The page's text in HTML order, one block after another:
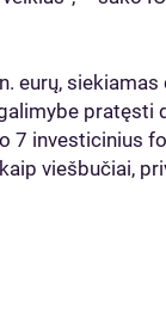
eurų,
pratęsti
7 investicinius
viešbučiai,